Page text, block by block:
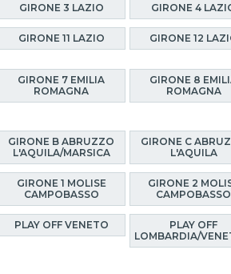
GIRONE 3 LAZIO GIRONE 4
GIRONE 11 LAZIO GIRONE 12
GIRONE 7 EMILIA
ROMAGNA
GIRONE 8
ROMAGNA
GIRONE B ABRUZZO
L'AQUILA/MARSICA
GIRONE C
L'AQUILA
GIRONE 1 MOLISE
CAMPOBASSO
GIRONE 2
CAMPOBASSO
PLAY OFF VENETO
PLAY OFF
LOMBARDIA/